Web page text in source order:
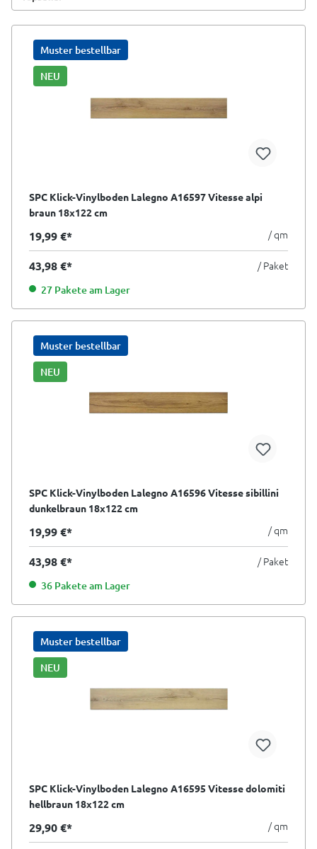
Muster bestellbar
NEU
SPC Klick-Vinylboden Lalegno A16597 Vitesse alpi
braun 18x122 cm
19,99 €* / qm
43,98 €* / Paket
27 Pakete am Lager
Muster bestellbar
NEU
SPC Klick-Vinylboden Lalegno A16596 Vitesse sibillini
dunkelbraun 18x122 cm
19,99 €* / qm
43,98 €* / Paket
36 Pakete am Lager
Muster bestellbar
NEU
SPC Klick-Vinylboden Lalegno A16595 Vitesse dolomiti
hellbraun 18x122 cm
29,90 €* / qm